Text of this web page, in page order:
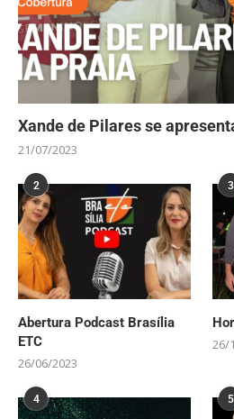
Xande de Pilares se
21/07/2023
2
Abertura Podcast Brasília
ETC
26/06/2023
3
26/
4 5